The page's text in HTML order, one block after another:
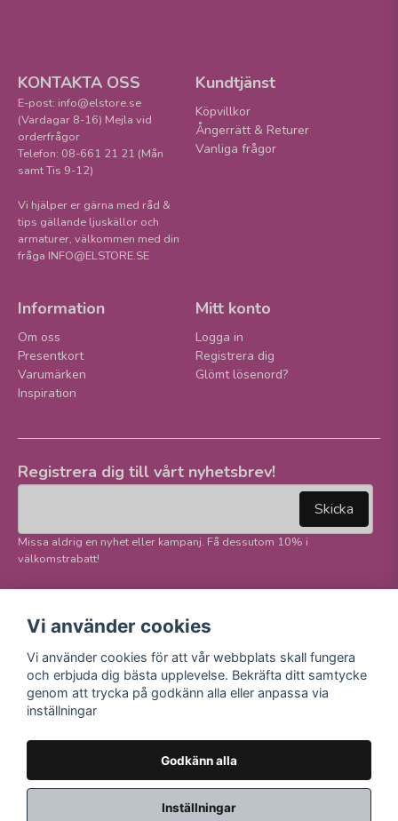
KONTAKTA OSS
E-post: info@elstore.se
(Vardagar 8-16) Mejla vid
orderfrågor
Telefon: 08-661 21 21 (Mån
samt Tis 9-12)
Vi hjälper er gärna med råd &
tips gällande ljuskällor och
armaturer, välkommen med din
fråga INFO@ELSTORE.SE
Kundtjänst
Köpvillkor
Ångerrätt & Returer
Vanliga frågor
Information
Om oss
Presentkort
Varumärken
Inspiration
Mitt konto
Logga in
Registrera dig
Glömt lösenord?
Registrera dig till vårt nyhetsbrev!
Skicka
Missa aldrig en nyhet eller kampanj. Få dessutom 10% i
välkomstrabatt!
sociala medier!
Facebook
Instagram
Youtube
E-handel
Vi använder cookies
Vi använder cookies för att vår webbplats skall fungera
och erbjuda dig bästa upplevelse. Bekräfta ditt samtycke
genom att trycka på godkänn alla eller anpassa via
inställningar
Godkänn alla
Inställningar